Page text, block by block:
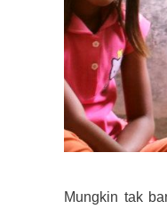
Mungkin tak